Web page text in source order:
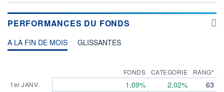
PERFORMANCES DU FONDS
A LA FIN DE MOIS GLISSANTES
1er JANV.
FONDS
1,09%
CATEGORIE
2,02%
RANG*
63